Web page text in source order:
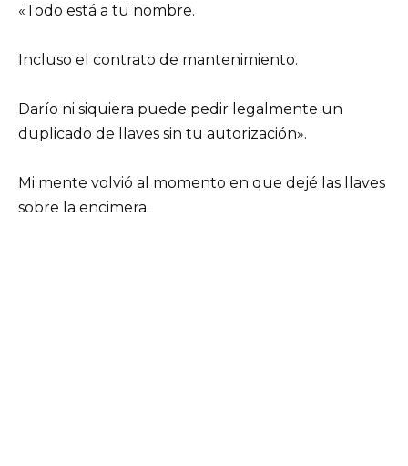
«Todo está a tu nombre.
Incluso el contrato de mantenimiento.
Darío ni siquiera puede pedir legalmente un
duplicado de llaves sin tu autorización».
Mi mente volvió al momento en que dejé las llaves
sobre la encimera.